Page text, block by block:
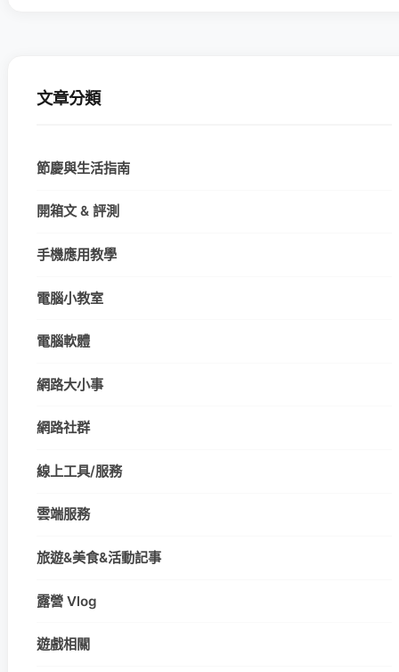
文章分類
節慶與生活指南
開箱文 & 評測
手機應用教學
電腦小教室
電腦軟體
網路大小事
網路社群
線上工具/服務
雲端服務
旅遊&美食&活動記事
露營 Vlog
遊戲相關